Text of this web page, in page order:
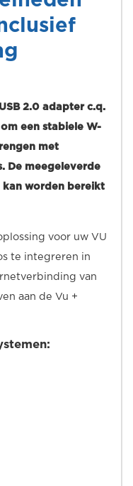
2.0 adapter c.q.
een stabiele W-
met
De meegeleverde
worden bereikt
voor uw VU
te integreren in
van
aan de Vu +